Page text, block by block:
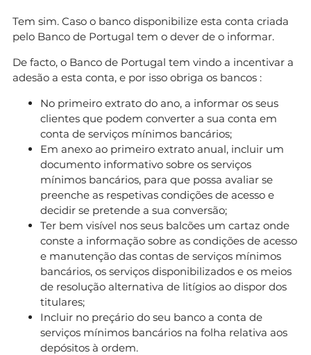
Tem sim. Caso o banco disponibilize esta conta criada
pelo Banco de Portugal tem o dever de o informar.
De facto, o Banco de Portugal tem vindo a incentivar a
adesão a esta conta, e por isso obriga os bancos :
No primeiro extrato do ano, a informar os seus
clientes que podem converter a sua conta em
conta de serviços mínimos bancários;
Em anexo ao primeiro extrato anual, incluir um
documento informativo sobre os serviços
mínimos bancários, para que possa avaliar se
preenche as respetivas condições de acesso e
decidir se pretende a sua conversão;
Ter bem visível nos seus balcões um cartaz onde
conste a informação sobre as condições de acesso
e manutenção das contas de serviços mínimos
bancários, os serviços disponibilizados e os meios
de resolução alternativa de litígios ao dispor dos
titulares;
Incluir no preçário do seu banco a conta de
serviços mínimos bancários na folha relativa aos
depósitos à ordem.